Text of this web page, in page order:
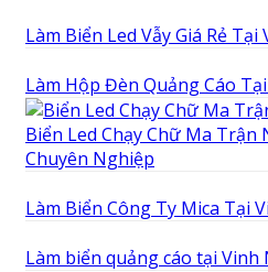
Làm Biển Led Vẫy Giá Rẻ
Làm Hộp Đèn Quảng Cáo
Biển Led Chạy Chữ Ma Trận
Chuyên Nghiệp
Làm Biển Công Ty Mica Tại
Làm biển quảng cáo tại Vinh